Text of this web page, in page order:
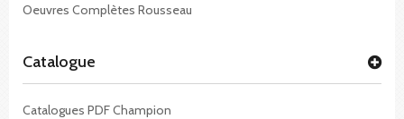
Oeuvres Complètes Rousseau
Catalogue
Catalogues PDF Champion